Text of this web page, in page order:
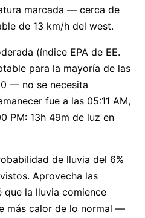
marcada — cerca de
de 13 km/h del west.
(índice EPA de EE.
para la mayoría de las
— no se necesita
fue a las 05:11 AM,
PM: 13h 49m de luz en
de lluvia del 6%
Aprovecha las
que la lluvia comience
más calor de lo normal —